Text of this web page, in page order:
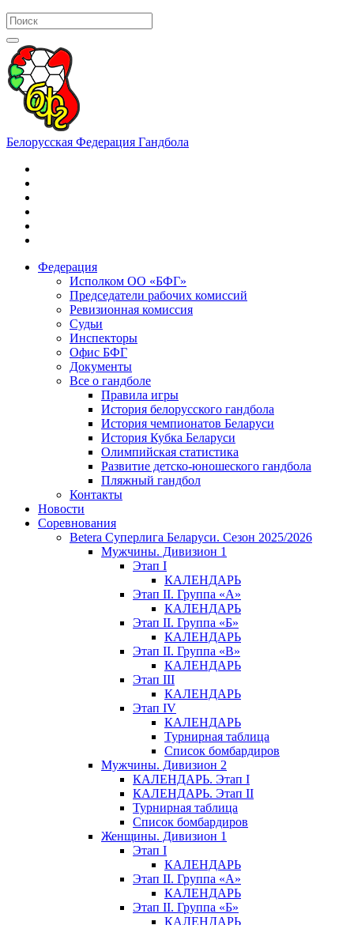
Белорусская Федерация Гандбола
Федерация
Исполком ОО «БФГ»
Председатели рабочих комиссий
Ревизионная комиссия
Судьи
Инспекторы
Офис БФГ
Документы
Все о гандболе
Правила игры
История белорусского гандбола
История чемпионатов Беларуси
История Кубка Беларуси
Олимпийская статистика
Развитие детско-юношеского гандбола
Пляжный гандбол
Контакты
Новости
Соревнования
Betera Суперлига Беларуси. Сезон 2025/2026
Мужчины. Дивизион 1
Этап I
КАЛЕНДАРЬ
Этап II. Группа «А»
КАЛЕНДАРЬ
Этап II. Группа «Б»
КАЛЕНДАРЬ
Этап II. Группа «В»
КАЛЕНДАРЬ
Этап III
КАЛЕНДАРЬ
Этап IV
КАЛЕНДАРЬ
Турнирная таблица
Список бомбардиров
Мужчины. Дивизион 2
КАЛЕНДАРЬ. Этап I
КАЛЕНДАРЬ. Этап II
Турнирная таблица
Список бомбардиров
Женщины. Дивизион 1
Этап I
КАЛЕНДАРЬ
Этап II. Группа «А»
КАЛЕНДАРЬ
Этап II. Группа «Б»
КАЛЕНДАРЬ